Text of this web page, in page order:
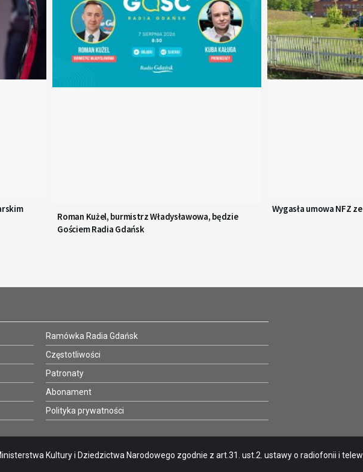
Roman Kużel, burmistrz Władysławowa, będzie
Gościem Radia Gdańsk
Wygasła umowa NFZ
Ramówka Radia Gdańsk
Częstotliwości
Patronaty
Abonament
Polityka prywatności
Kultury i Dziedzictwa Narodowego zgodnie z art.31. ust.2. ustawy o radiofonii i